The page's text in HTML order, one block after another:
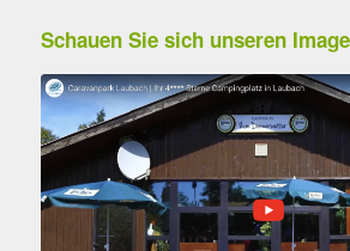
Schauen Sie sich unseren